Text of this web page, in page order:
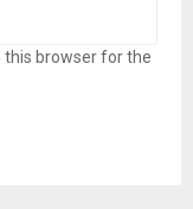
this browser for the